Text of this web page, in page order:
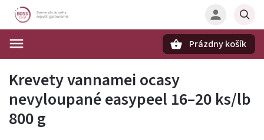
Prázdny košík
Krevety vannamei ocasy
nevyloupané easypeel 16–20 ks/lb
800 g